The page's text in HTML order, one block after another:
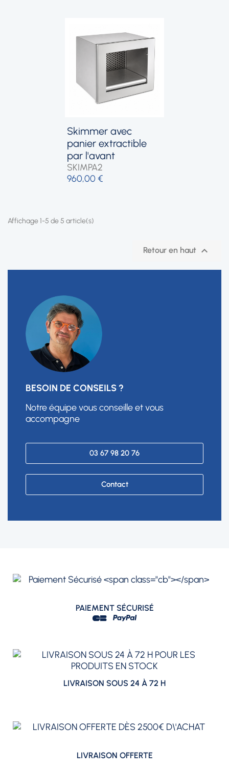
skimmer avec
panier extractible
par l'avant
SKIMPA2
960,00 €
Affichage 1-5 de 5 article(s)
Retour en haut 
BESOIN DE CONSEILS ?
Notre équipe vous conseille et vous
accompagne
03 67 98 20 76
Contact
PAIEMENT SÉCURISÉ
LIVRAISON SOUS 24 À 72 H
LIVRAISON OFFERTE